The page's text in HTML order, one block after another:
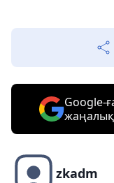
Google-
zkadm